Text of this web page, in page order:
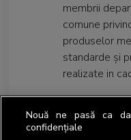
membrii
comune
produselor
standarde şi
realizate in
Nouă ne pasă ca
confidențiale